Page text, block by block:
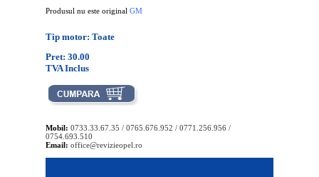
Produsul nu este original GM
Tip motor: Toate
Pret: 30.00
TVA Inclus
Mobil: 0733.33.67.35 / 0765.676.952 / 0771.256.956 /
0754.693.510
Email: office@revizieopel.ro